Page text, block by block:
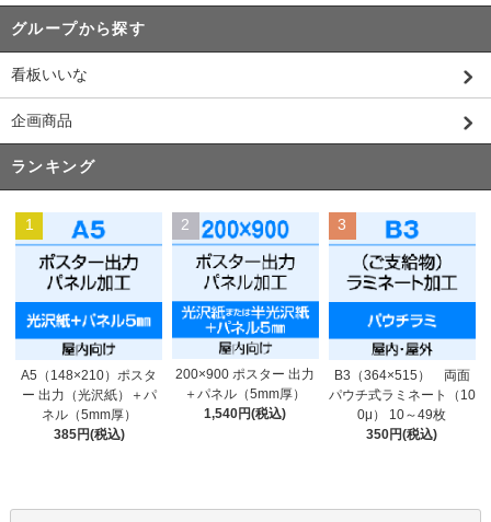
グループから探す
看板いいな
企画商品
ランキング
1
A5（148×210）ポスタ
ー 出力（光沢紙）＋パ
ネル（5mm厚）
385円(税込)
2
200×900 ポスター 出力
＋パネル（5mm厚）
1,540円(税込)
3
B3（364×515） 両面
パウチ式ラミネート（10
0μ） 10～49枚
350円(税込)